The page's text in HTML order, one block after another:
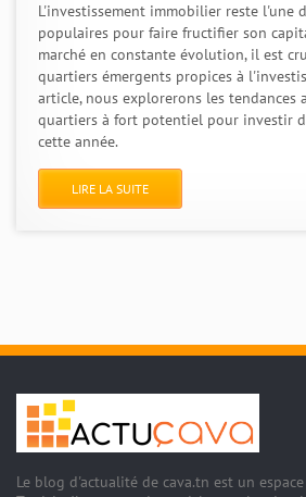
L'investissement immobilier reste l'une
populaires pour faire fructifier son
marché en constante évolution, il est
quartiers émergents propices à
article, nous explorerons les tendances
quartiers à fort potentiel pour investir
cette année.
LIRE LA SUITE
Le blog d'actualité de cava.tn est un